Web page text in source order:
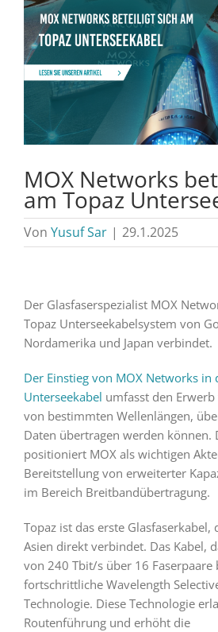
MOX Networks
am Topaz
Von Yusuf Sar | 29.1.2025
Der Glasfaserspezialist MOX
Topaz Unterseekabelsystem von
Nordamerika und Japan verbindet.
Der Einstieg von MOX Networks in
Unterseekabel umfasst den
von bestimmten Wellenlängen,
Daten übertragen werden können.
positioniert MOX als wichtigen
Bereitstellung von erweiterter
im Bereich Breitbandübertragung.
Topaz ist das erste Glasfaserkabel,
Asien direkt verbindet. Das Kabel,
von 240 Tbit/s über 16
fortschrittliche Wavelength
Technologie. Diese Technologie
Routenführung und erhöht die